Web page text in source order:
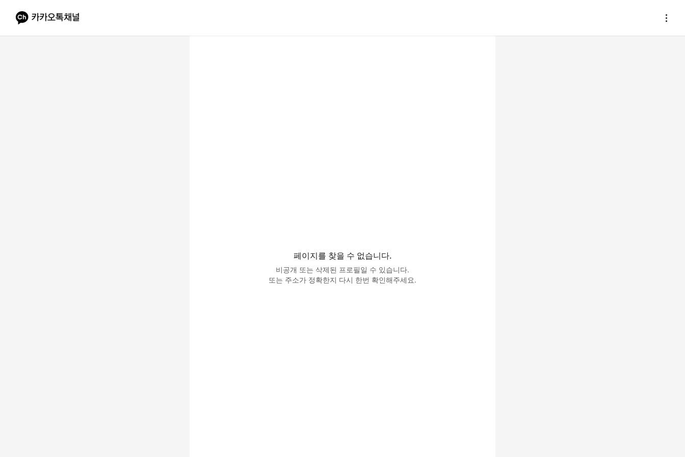
페이지를 찾을 수 없습니다.
비공개 또는 삭제된 프로필일 수 있습니다.
또는 주소가 정확한지 다시 한번 확인해주세요.